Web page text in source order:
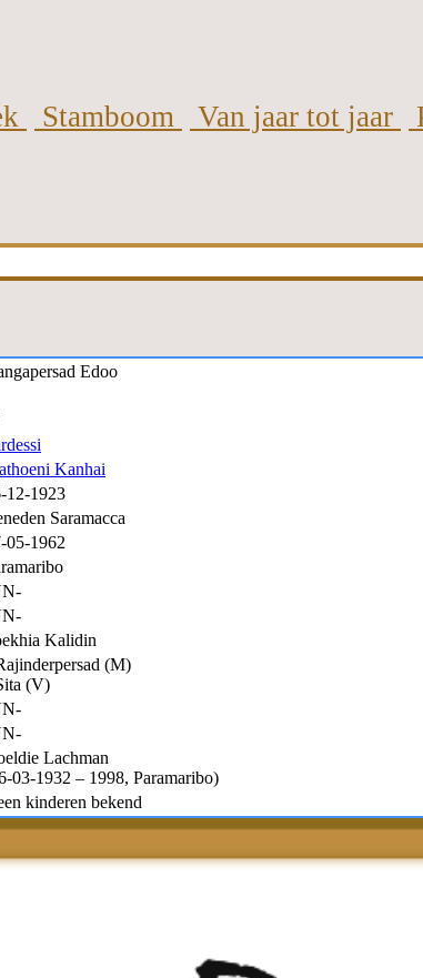
Stamboom Van jaar tot jaar
Edoo
Kanhai
12-1923
Saramacca
05-1962
Kalidin
(M)
(V)
Lachman
03-1932 – 1998, Paramaribo)
kinderen bekend